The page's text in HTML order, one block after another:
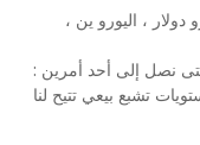
دولار ، اليورو ين ،
نصل إلى أحد أمرين :
تشبع بيعي تتيح لنا